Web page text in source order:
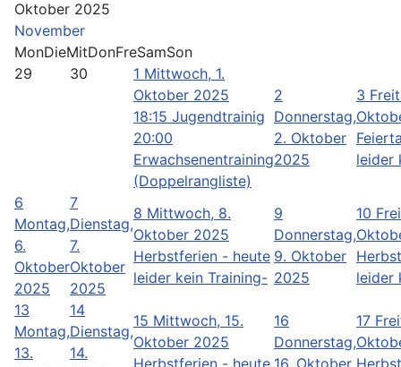
Oktober 2025
November
MonDieMitDonFreSamSon
29
30 1 Mittwoch, 1.
Oktober 2025
18:15 Jugendtrainig
20:00
Erwachsenentraining
(Doppelrangliste)
2
Donnerstag,
2. Oktober
2025
3
leider
6
Montag,
6.
Oktober
2025
7
Dienstag,
7.
Oktober
2025
8 Mittwoch, 8.
Oktober 2025
Herbstferien - heute
leider kein Training-
9
Donnerstag,
9. Oktober
2025
10
leider
13
Montag,
13.
14
Dienstag,
14.
15 Mittwoch, 15.
Oktober 2025
16
Donnerstag,
17